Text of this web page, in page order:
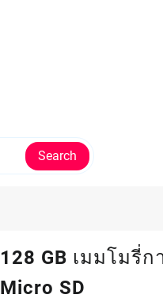
Search
128 GB เมมโมรี่
Micro SD